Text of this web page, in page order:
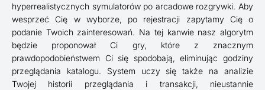
hyperrealistycznych symulatorów po arcadowe rozgrywki. Aby
wesprzeć Cię w wyborze, po rejestracji zapytamy Cię o
podanie Twoich zainteresowań. Na tej kanwie nasz algorytm
będzie proponował Ci gry, które z znacznym
prawdopodobieństwem Ci się spodobają, eliminując godziny
przeglądania katalogu. System uczy się także na analizie
Twojej historii przeglądania i transakcji, nieustannie